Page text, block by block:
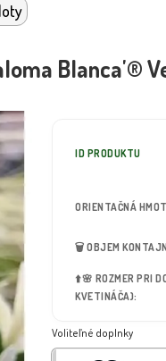
Blanca'®
ID PRODUKTU
ORIENTAČNÁ
🗑️ OBJEM
⬆️🌸 ROZMER PRI
KVETINÁČA):
Voliteľné doplnky